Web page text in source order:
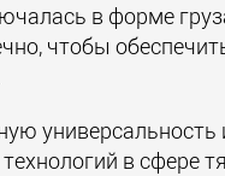
в форме
чтобы
в сфере